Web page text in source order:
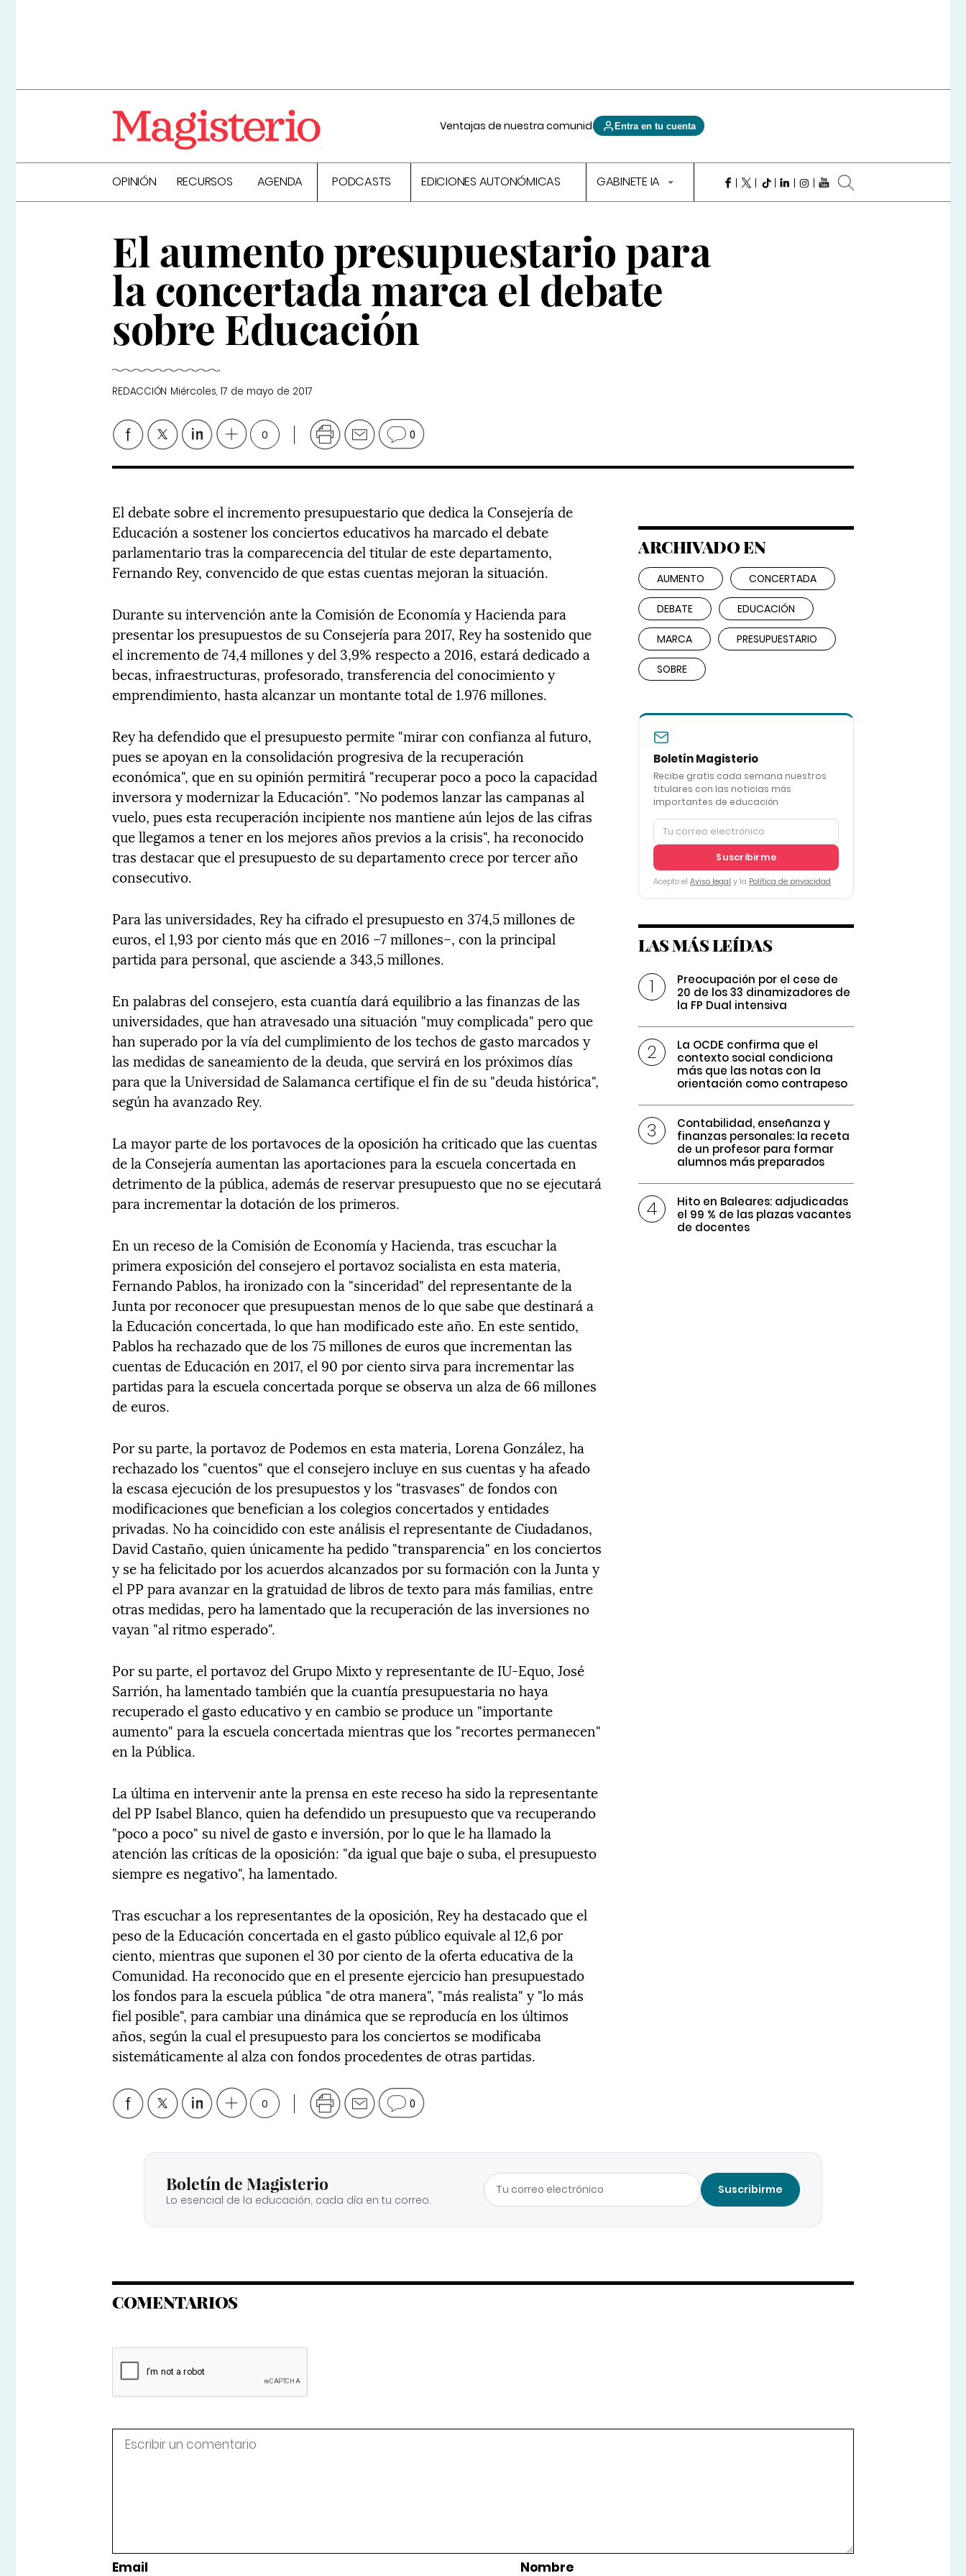
Ventajas de nuestra comunidad Entra en tu cuenta
OPINIÓN RECURSOS AGENDA PODCASTS EDICIONES AUTONÓMICAS GABINETE IA
El aumento presupuestario para
la concertada marca el debate
sobre Educación
REDACCIÓN Miércoles, 17 de mayo de 2017
0 0
El debate sobre el incremento presupuestario que dedica la Consejería de
Educación a sostener los conciertos educativos ha marcado el debate
parlamentario tras la comparecencia del titular de este departamento,
Fernando Rey, convencido de que estas cuentas mejoran la situación.
Durante su intervención ante la Comisión de Economía y Hacienda para
presentar los presupuestos de su Consejería para 2017, Rey ha sostenido que
el incremento de 74,4 millones y del 3,9% respecto a 2016, estará dedicado a
becas, infraestructuras, profesorado, transferencia del conocimiento y
emprendimiento, hasta alcanzar un montante total de 1.976 millones.
Rey ha defendido que el presupuesto permite "mirar con confianza al futuro,
pues se apoyan en la consolidación progresiva de la recuperación
económica", que en su opinión permitirá "recuperar poco a poco la capacidad
inversora y modernizar la Educación". "No podemos lanzar las campanas al
vuelo, pues esta recuperación incipiente nos mantiene aún lejos de las cifras
que llegamos a tener en los mejores años previos a la crisis", ha reconocido
tras destacar que el presupuesto de su departamento crece por tercer año
consecutivo.
Para las universidades, Rey ha cifrado el presupuesto en 374,5 millones de
euros, el 1,93 por ciento más que en 2016 –7 millones–, con la principal
partida para personal, que asciende a 343,5 millones.
En palabras del consejero, esta cuantía dará equilibrio a las finanzas de las
universidades, que han atravesado una situación "muy complicada" pero que
han superado por la vía del cumplimiento de los techos de gasto marcados y
las medidas de saneamiento de la deuda, que servirá en los próximos días
para que la Universidad de Salamanca certifique el fin de su "deuda histórica",
según ha avanzado Rey.
La mayor parte de los portavoces de la oposición ha criticado que las cuentas
de la Consejería aumentan las aportaciones para la escuela concertada en
detrimento de la pública, además de reservar presupuesto que no se ejecutará
para incrementar la dotación de los primeros.
En un receso de la Comisión de Economía y Hacienda, tras escuchar la
primera exposición del consejero el portavoz socialista en esta materia,
Fernando Pablos, ha ironizado con la "sinceridad" del representante de la
Junta por reconocer que presupuestan menos de lo que sabe que destinará a
la Educación concertada, lo que han modificado este año. En este sentido,
Pablos ha rechazado que de los 75 millones de euros que incrementan las
cuentas de Educación en 2017, el 90 por ciento sirva para incrementar las
partidas para la escuela concertada porque se observa un alza de 66 millones
de euros.
Por su parte, la portavoz de Podemos en esta materia, Lorena González, ha
rechazado los "cuentos" que el consejero incluye en sus cuentas y ha afeado
la escasa ejecución de los presupuestos y los "trasvases" de fondos con
modificaciones que benefician a los colegios concertados y entidades
privadas. No ha coincidido con este análisis el representante de Ciudadanos,
David Castaño, quien únicamente ha pedido "transparencia" en los conciertos
y se ha felicitado por los acuerdos alcanzados por su formación con la Junta y
el PP para avanzar en la gratuidad de libros de texto para más familias, entre
otras medidas, pero ha lamentado que la recuperación de las inversiones no
vayan "al ritmo esperado".
Por su parte, el portavoz del Grupo Mixto y representante de IU-Equo, José
Sarrión, ha lamentado también que la cuantía presupuestaria no haya
recuperado el gasto educativo y en cambio se produce un "importante
aumento" para la escuela concertada mientras que los "recortes permanecen"
en la Pública.
La última en intervenir ante la prensa en este receso ha sido la representante
del PP Isabel Blanco, quien ha defendido un presupuesto que va recuperando
"poco a poco" su nivel de gasto e inversión, por lo que le ha llamado la
atención las críticas de la oposición: "da igual que baje o suba, el presupuesto
siempre es negativo", ha lamentado.
Tras escuchar a los representantes de la oposición, Rey ha destacado que el
peso de la Educación concertada en el gasto público equivale al 12,6 por
ciento, mientras que suponen el 30 por ciento de la oferta educativa de la
Comunidad. Ha reconocido que en el presente ejercicio han presupuestado
los fondos para la escuela pública "de otra manera", "más realista" y "lo más
fiel posible", para cambiar una dinámica que se reproducía en los últimos
años, según la cual el presupuesto para los conciertos se modificaba
sistemáticamente al alza con fondos procedentes de otras partidas.
0 0
ARCHIVADO EN
AUMENTO CONCERTADA
DEBATE EDUCACIÓN
MARCA PRESUPUESTARIO
SOBRE
Boletín Magisterio
Recibe gratis cada semana nuestros
titulares con las noticias más
importantes de educación
Suscribirme
Acepto el Aviso legal y la Política de privacidad
LAS MÁS LEÍDAS
Preocupación por el cese de
20 de los 33 dinamizadores de
la FP Dual intensiva
La OCDE confirma que el
contexto social condiciona
más que las notas con la
orientación como contrapeso
Contabilidad, enseñanza y
finanzas personales: la receta
de un profesor para formar
alumnos más preparados
Hito en Baleares: adjudicadas
el 99 % de las plazas vacantes
de docentes
Boletín de Magisterio
Lo esencial de la educación, cada día en tu correo.
Suscribirme
COMENTARIOS
Email Nombre